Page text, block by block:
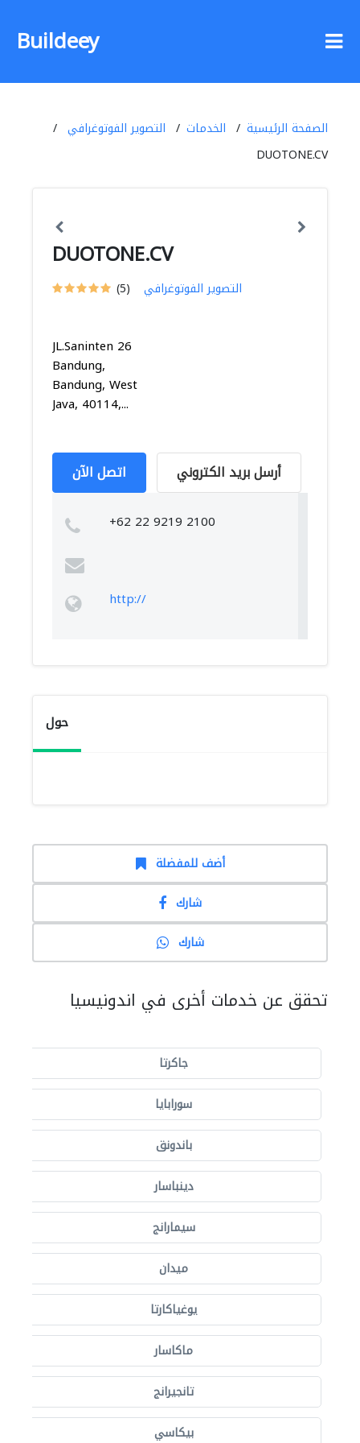
Buildeey
الصفحة الرئيسية الخدمات
التصوير الفوتوغرافي
DUOTONE.CV
DUOTONE.CV
(5) التصوير الفوتوغرافي
JL.Saninten 26
Bandung,
Bandung, West
Java, 40114,...
اتصل الآن أرسل بريد الكتروني
+62 22 9219 2100
http://
حول
أضف للمفضلة
شارك
شارك
تحقق عن خدمات أخرى في اندونيسيا
جاكرتا
سورابايا
باندونق
دينباسار
سيمارانج
ميدان
يوغياكارتا
ماكاسار
تانجيرانج
بيكاسي